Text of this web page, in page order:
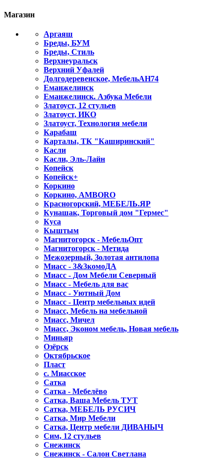
Магазин
Аргаяш
Бреды, БУМ
Бреды, Стиль
Верхнеуральск
Верхний Уфалей
Долгодеревенское, МебельАН74
Еманжелинск
Еманжелинск. Азбука Мебели
Златоуст, 12 стульев
Златоуст, ИКО
Златоуст, Технология мебели
Карабаш
Карталы, ТК "Каширинский"
Касли
Касли, Эль-Лайн
Копейск
Копейск+
Коркино
Коркино, AMBORO
Красногорский, МЕБЕЛЬ.ЯР
Кунашак, Торговый дом "Гермес"
Куса
Кыштым
Магнитогорск - МебельОпт
Магнитогорск - Метида
Межозерный, Золотая антилопа
Миасс - 3&3комоДА
Миасс - Дом Мебели Северный
Миасс - Мебель для вас
Миасс - Уютный Дом
Миасс - Центр мебельных идей
Миасс, Мебель на мебельной
Миасс, Мичел
Миасс, Эконом мебель, Новая мебель
Миньяр
Озёрск
Октябрьское
Пласт
с. Миасское
Сатка
Сатка - Мебелёво
Сатка, Ваша Мебель ТУТ
Сатка, МЕБЕЛЬ РУСИЧ
Сатка, Мир Мебели
Сатка, Центр мебели ДИВАНЫЧ
Сим, 12 стульев
Снежинск
Снежинск - Салон Светлана